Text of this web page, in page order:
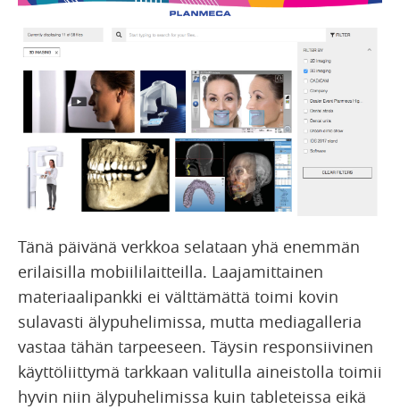
Tänä päivänä verkkoa selataan yhä enemmän
erilaisilla mobiililaitteilla. Laajamittainen
materiaalipankki ei välttämättä toimi kovin
sulavasti älypuhelimissa, mutta mediagalleria
vastaa tähän tarpeeseen. Täysin responsiivinen
käyttöliittymä tarkkaan valitulla aineistolla toimii
hyvin niin älypuhelimissa kuin tableteissa eikä